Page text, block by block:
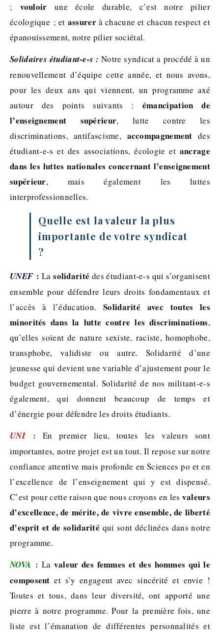
; vouloir une école durable, c’est notre pilier
écologique ; et assurerà chacune et chacun respect et
épanouissement, notre pilier sociétal.
Solidaires étudiant-e-s : Notre syndicat a procédé à un
renouvellement d’équipe cette année, et nous avons,
pour les deux ans qui viennent, un programme axé
autour des points suivants : émancipation de
l’enseignement supérieur, lutte contre les
discriminations, antifascisme, accompagnement des
étudiant-e-s et des associations, écologie et ancrage
dans les luttes nationales concernant l’enseignement
supérieur, mais également les luttes
interprofessionnelles.
Quelle est la valeur la plus
importante de votre syndicat
?
UNEF: Lasolidarité des étudiant-e-s qui s’organisent
ensemble pour défendre leurs droits fondamentaux et
l’accès à l’éducation.Solidarité avec toutes les
minorités dans la lutte contre les discriminations,
qu’elles soient de nature sexiste, raciste, homophobe,
transphobe, validiste ou autre. Solidarité d’une
jeunesse qui devient une variable d’ajustement pour le
budget gouvernemental. Solidarité de nos militant-e-s
également, qui donnent beaucoup de temps et
d’énergie pour défendre les droits étudiants.
UNI: En premier lieu, toutes les valeurs sont
importantes, notre projet est un tout. Il repose sur notre
confiance attentive mais profonde en Sciences po et en
l’excellence de l’enseignement qui y est dispensé.
C’est pour cette raison que nous croyons en les valeurs
d’excellence, de mérite, de vivre ensemble, de liberté
d’esprit et de solidarité qui sont déclinées dans notre
programme.
NOVA : La valeur des femmes et des hommes qui le
composent et s’y engagent avec sincérité et envie !
Toutes et tous, dans leur diversité, ont apporté une
pierre à notre programme. Pour la première fois, une
liste est l’émanation de différentes personnalités et